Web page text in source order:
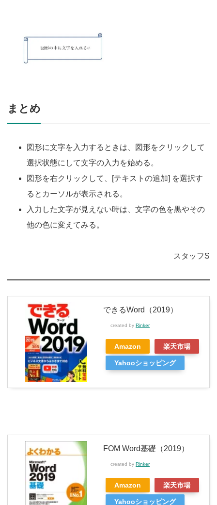
まとめ
図形に文字を入力するときは、図形をクリックして
選択状態にして文字の入力を始める。
図形を右クリックして、[テキストの追加] を選択す
るとカーソルが表示される。
入力した文字が見えない時は、文字の色を黒やその
他の色に変えてみる。
スタッフS
できるWord（2019）
created by Rinker
Amazon 楽天市場
Yahooショッピング
FOM Word基礎（2019）
created by Rinker
Amazon 楽天市場
Yahooショッピング